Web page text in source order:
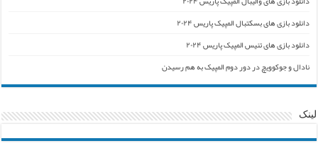
دانلود بازی های بسکتبال المپیک پاریس ۲۰۲۴
دانلود بازی های تنیس المپیک پاریس ۲۰۲۴
نادال و جوکوویچ در دور دوم المپیک به هم رسیدن
لینک